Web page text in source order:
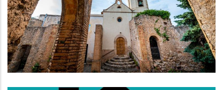
Amb Un Pla Estratègic De 3 Anys
Turisme